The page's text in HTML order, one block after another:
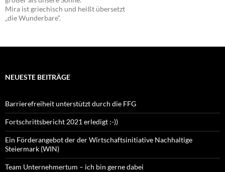
Mira ist griechisch und heißt übersetzt
„die Wunderbare“.
NEUESTE BEITRÄGE
Barrierefreiheit unterstützt durch die FFG
Fortschrittsbericht 2021 erledigt :-))
Ein Förderangebot der der Wirtschaftsinitiative Nachhaltige
Steiermark (WIN)
Team Unternehmertum – ich bin gerne dabei